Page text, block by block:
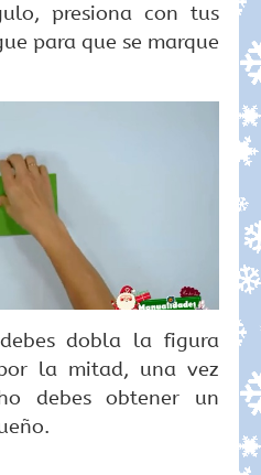
presiona con tus
para que se marque
dobla la figura
la mitad, una vez
debes obtener un